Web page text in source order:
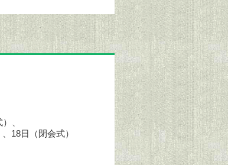
、
、18日（閉会式）